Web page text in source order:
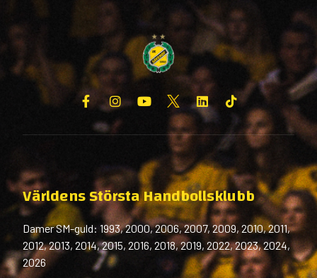
Världens Största Handbollsklubb
Damer SM-guld: 1993, 2000, 2006, 2007, 2009, 2010, 2011,
2012, 2013, 2014, 2015, 2016, 2018, 2019, 2022, 2023, 2024,
2026